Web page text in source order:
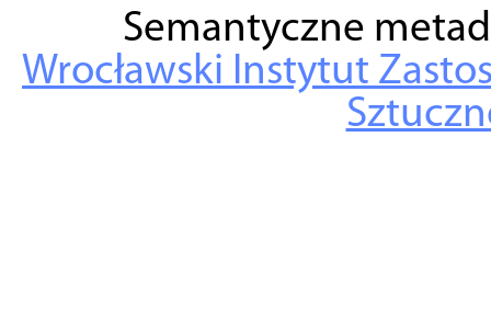
Semantyczne
Wrocławski Instytut